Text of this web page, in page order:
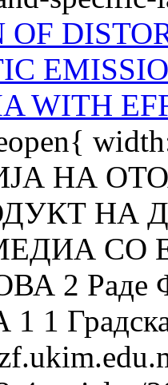
OF
WITH
НА
НА
СО
2
1